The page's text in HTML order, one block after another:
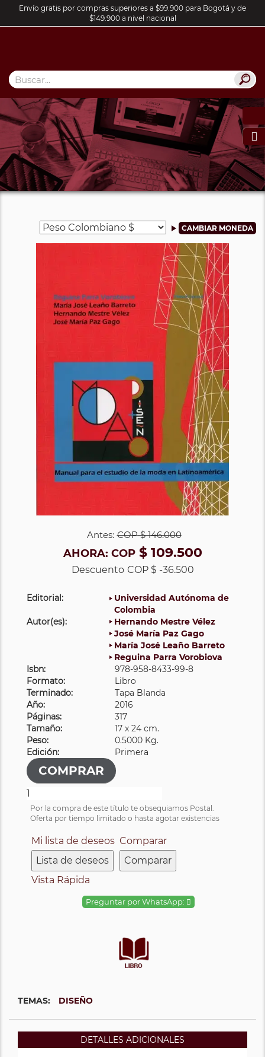
Envío gratis por compras superiores a $99.900 para Bogotá y de
$149.900 a nivel nacional

Antes: COP$ 146.000
AHORA: COP$ 109.500
Descuento COP $ -36.500
Editorial:
Universidad Autónoma de
Colombia
Autor(es):
Hernando Mestre Vélez
José María Paz Gago
María José Leaño Barreto
Reguina Parra Vorobiova
Isbn:
978-958-8433-99-8
Formato:
Libro
Terminado:
Tapa Blanda
Año:
2016
Páginas:
317
Tamaño:
17 x 24 cm.
Peso:
0.5000 Kg.
Edición:
Primera
Por la compra de este título te obsequiamos Postal.
Oferta por tiempo limitado o hasta agotar existencias
Mi lista de deseos
Lista de deseos
Comparar
Comparar
Vista Rápida
Preguntar por WhatsApp:
TEMAS: DISEÑO
DETALLES ADICIONALES